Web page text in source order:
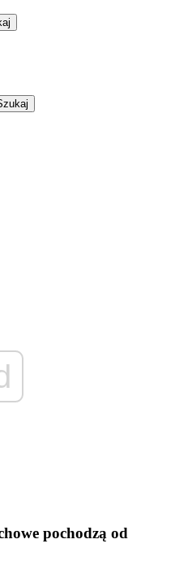
pochodzą od